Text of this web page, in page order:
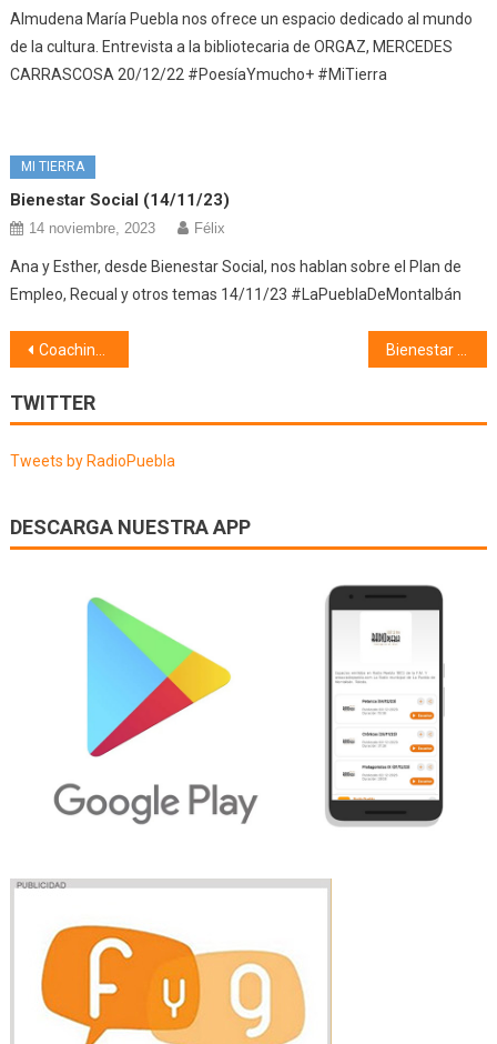
Almudena María Puebla nos ofrece un espacio dedicado al mundo
de la cultura. Entrevista a la bibliotecaria de ORGAZ, MERCEDES
CARRASCOSA 20/12/22 #PoesíaYmucho+ #MiTierra
MI TIERRA
Bienestar Social (14/11/23)
14 noviembre, 2023 Félix
Ana y Esther, desde Bienestar Social, nos hablan sobre el Plan de
Empleo, Recual y otros temas 14/11/23 #LaPueblaDeMontalbán
Navegación
de
entradas
Coaching contigo (31/03/20) Confinamiento
TWITTER
Tweets by RadioPuebla
DESCARGA NUESTRA APP